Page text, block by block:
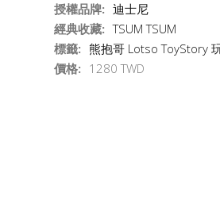
授權品牌: 迪士尼
經典收藏: TSUM TSUM
標籤: 熊抱哥 Lotso ToyStory
價格: 1280 TWD